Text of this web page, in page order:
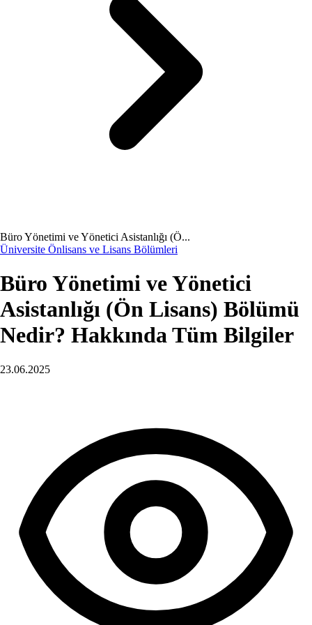
Büro Yönetimi ve Yönetici Asistanlığı (Ö...
Üniversite Önlisans ve Lisans Bölümleri
Büro Yönetimi ve Yönetici
Asistanlığı (Ön Lisans) Bölümü
Nedir? Hakkında Tüm Bilgiler
23.06.2025